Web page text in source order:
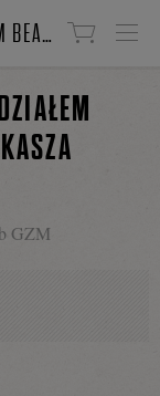
CZYTAJ MIASTO: DEBATA Z UDZIAŁEM BEATY CHOMĄTOWSKIEJ I ŁUKASZA DROZDY
GZM